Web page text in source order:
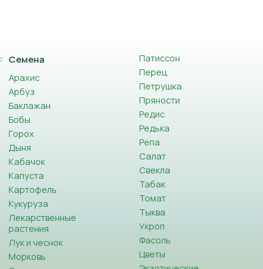
Семена
Арахис
Арбуз
Баклажан
Бобы
Горох
Дыня
Кабачок
Капуста
Картофель
Кукуруза
Лекарственные
растения
Лук и чеснок
Морковь
Патиссон
Перец
Петрушка
Пряности
Редис
Редька
Репа
Салат
Свекла
Табак
Томат
Тыква
Укроп
Фасоль
Цветы